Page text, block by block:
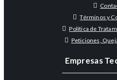
Términos y
Política de
Peticiones,
Empresas